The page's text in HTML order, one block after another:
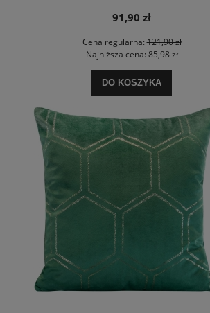
91,90 zł
Cena regularna:121,90 zł
Najniższa cena:85,98 zł
DO KOSZYKA